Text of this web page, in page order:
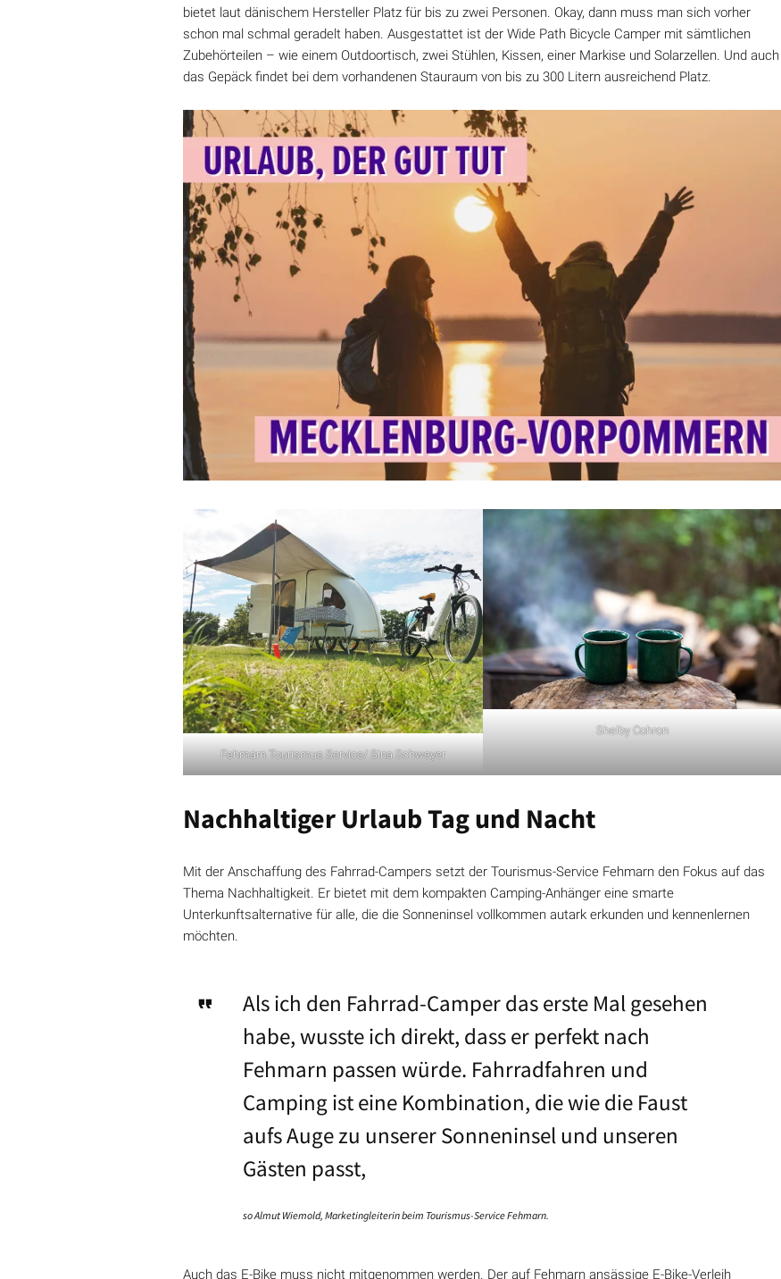
bietet laut dänischem Hersteller Platz für bis zu zwei Personen. Okay, dann muss man sich vorher
schon mal schmal geradelt haben. Ausgestattet ist der Wide Path Bicycle Camper mit sämtlichen
Zubehörteilen – wie einem Outdoortisch, zwei Stühlen, Kissen, einer Markise und Solarzellen. Und auch
das Gepäck findet bei dem vorhandenen Stauraum von bis zu 300 Litern ausreichend Platz.
Fehmarn Tourismus Service/ Sina Schweyer
Shelby Cohron
Nachhaltiger Urlaub Tag und Nacht
Mit der Anschaffung des Fahrrad-Campers setzt der Tourismus-Service Fehmarn den Fokus auf das
Thema Nachhaltigkeit. Er bietet mit dem kompakten Camping-Anhänger eine smarte
Unterkunftsalternative für alle, die die Sonneninsel vollkommen autark erkunden und kennenlernen
möchten.
Als ich den Fahrrad-Camper das erste Mal gesehen
habe, wusste ich direkt, dass er perfekt nach
Fehmarn passen würde. Fahrradfahren und
Camping ist eine Kombination, die wie die Faust
aufs Auge zu unserer Sonneninsel und unseren
Gästen passt,
so Almut Wiemold, Marketingleiterin beim Tourismus-Service Fehmarn.
Auch das E-Bike muss nicht mitgenommen werden. Der auf Fehmarn ansässige E-Bike-Verleih